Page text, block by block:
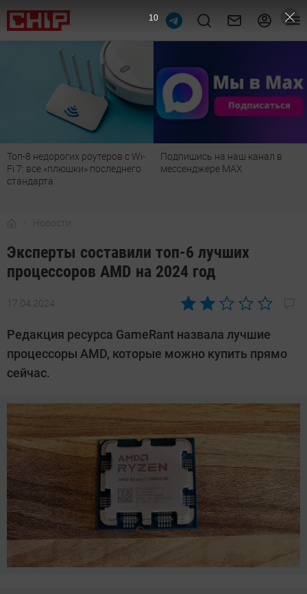
Топ-8 недорогих роутеров с Wi-
Fi 7: все «плюшки» последнего
стандарта
Подпишись на наш канал в
мессенджере МАХ
Новости
Эксперты составили топ-6 лучших
процессоров AMD на 2024 год
17.04.2024
Автор:
Калашников
Редакция ресурса GameRant назвала лучшие
процессоры AMD, которые можно купить прямо
сейчас.
9